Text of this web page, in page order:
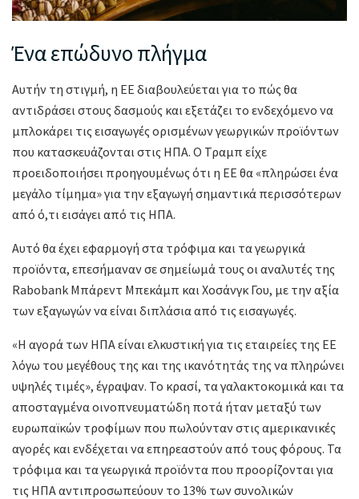
Ένα επώδυνο πλήγμα
Αυτήν τη στιγμή, η ΕΕ διαβουλεύεται για το πώς θα
αντιδράσει στους δασμούς και εξετάζει το ενδεχόμενο να
μπλοκάρει τις εισαγωγές ορισμένων γεωργικών προϊόντων
που κατασκευάζονται στις ΗΠΑ. Ο Τραμπ είχε
προειδοποιήσει προηγουμένως ότι η ΕΕ θα «πληρώσει ένα
μεγάλο τίμημα» για την εξαγωγή σημαντικά περισσότερων
από ό,τι εισάγει από τις ΗΠΑ.
Αυτό θα έχει εφαρμογή στα τρόφιμα και τα γεωργικά
προϊόντα, επεσήμαναν σε σημείωμά τους οι αναλυτές της
Rabobank Μπάρεντ Μπεκάμπ και Χοσάνγκ Γου, με την αξία
των εξαγωγών να είναι διπλάσια από τις εισαγωγές.
«Η αγορά των ΗΠΑ είναι ελκυστική για τις εταιρείες της ΕΕ
λόγω του μεγέθους της και της ικανότητάς της να πληρώνει
υψηλές τιμές», έγραψαν. Το κρασί, τα γαλακτοκομικά και τα
αποσταγμένα οινοπνευματώδη ποτά ήταν μεταξύ των
ευρωπαϊκών τροφίμων που πωλούνταν στις αμερικανικές
αγορές και ενδέχεται να επηρεαστούν από τους φόρους. Τα
τρόφιμα και τα γεωργικά προϊόντα που προορίζονται για
τις ΗΠΑ αντιπροσωπεύουν το 13% των συνολικών